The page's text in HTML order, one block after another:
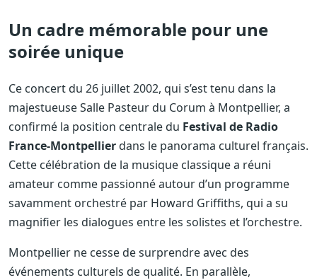
Un cadre mémorable pour une
soirée unique
Ce concert du 26 juillet 2002, qui s’est tenu dans la
majestueuse Salle Pasteur du Corum à Montpellier, a
confirmé la position centrale du Festival de Radio
France-Montpellierdans le panorama culturel français.
Cette célébration de la musique classique a réuni
amateur comme passionné autour d’un programme
savamment orchestré par Howard Griffiths, qui a su
magnifier les dialogues entre les solistes et l’orchestre.
Montpellier ne cesse de surprendre avec des
événements culturels de qualité. En parallèle,